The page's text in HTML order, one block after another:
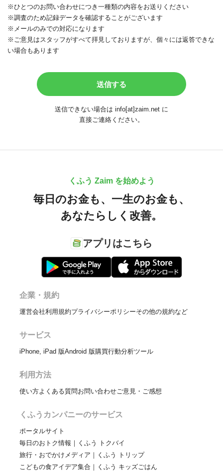
※ひとつのお問い合わせにつき一種類の内容をお送りください
※調査のため記録データを確認することがございます
※メールのみでの対応になります
※ご意見はスタッフがすべて拝見しておりますが、個々には返答できな
い場合もあります
送信できない場合は info[at]zaim.net に
直接ご連絡ください。
くふう Zaim を始めよう
毎日のお金も、 一生のお金も、
あなたらしく改善。
アプリはこちら
企業・規約
運営会社利用規約プライバシーポリシーその他の規約など
サービス
iPhone, iPad 版Android 版購買行動分析ツール
利用方法
使い方よくある質問お問い合わせご意見・ご感想
くふうカンパニーのサービス
ポータルサイト
毎日のおトク情報｜くふう トクバイ
旅行・おでかけメディア｜くふう トリップ
こどもの食アイデア集合｜くふう キッズごはん